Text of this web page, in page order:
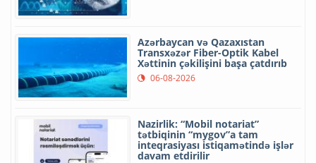
Azərbaycan və Qazaxıstan
Transxəzər Fiber-Optik Kabel
Xəttinin çəkilişini başa çatdırıb
06-08-2026
Nazirlik: “Mobil notariat”
tətbiqinin “mygov”a tam
inteqrasiyası istiqamətində işlər
davam etdirilir